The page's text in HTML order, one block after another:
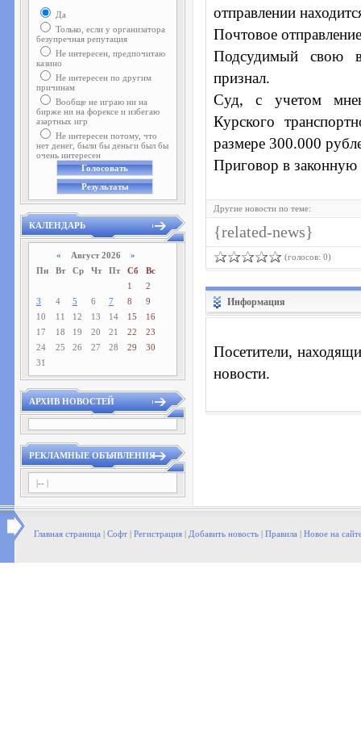
Да
Только, если у организатора
безупречная репутация
Не интересен, предпочитаю
казино
Не интересен по другим
причинам
Вообще не играю ни на
бирже ни на форексе и избегаю
азартных игр
Не интересен потому, что
нет денег, были бы деньги был бы
очень интересен
КАЛЕНДАРЬ
« Август 2026 »
Пн
Вт Ср Чт Пт Сб
Вс
1
2
3
4 5 6 7 8
9
10
11 12 13 14 15
16
17
18 19 20 21 22
23
24
25 26 27 28 29
30
31
АРХИВ НОВОСТЕЙ
РЕКЛАМНЫЕ ОБЪЯВЛЕНИЯ
|-- |
отправлении
Почтовое
Подсудимый свою
признал.
Суд, с учетом
Курского
размере 300.000
Приговор в законную
Другие новости по теме:
{related-news}
(голосов: 0)
Информация
Посетители,
новости.
Главная страница | Софт | Регистрация | Добавить новость | Правила | Новое на